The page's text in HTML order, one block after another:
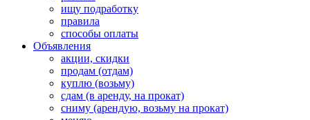
ищу подработку
правила
способы оплаты
Объявления
акции, скидки
продам (отдам)
куплю (возьму)
сдам (в аренду, на прокат)
сниму (арендую, возьму на прокат)